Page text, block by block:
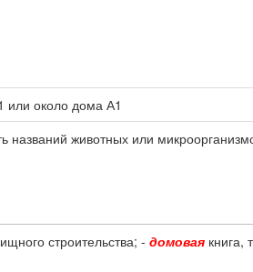
или около дома А1
названий животных или
строительства; - домовая книга,